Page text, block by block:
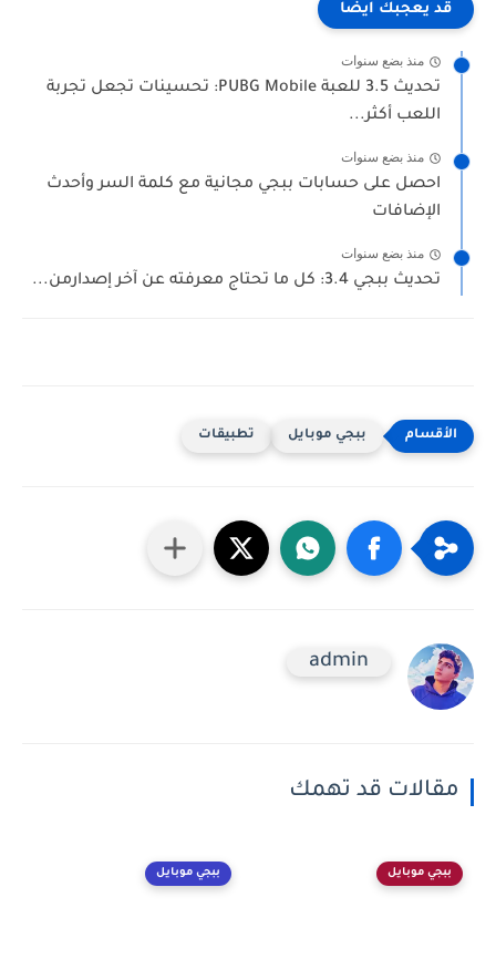
قد يعجبك ايضا
منذ بضع سنوات
تحديث 3.5 للعبة PUBG Mobile: تحسينات تجعل تجربة
اللعب أكثر...
منذ بضع سنوات
احصل على حسابات ببجي مجانية مع كلمة السر وأحدث
الإضافات
منذ بضع سنوات
تحديث ببجي 3.4: كل ما تحتاج معرفته عن آخر إصدارمن...
ببجي موبايل تطبيقات
admin
مقالات قد تهمك
ببجي موبايل ببجي موبايل